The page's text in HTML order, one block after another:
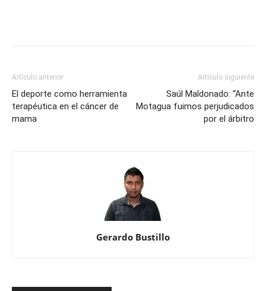
Artículo anterior
El deporte como herramienta
terapéutica en el cáncer de
mama
Artículo siguiente
Saúl Maldonado: “Ante
Motagua fuimos perjudicados
por el árbitro
Gerardo Bustillo